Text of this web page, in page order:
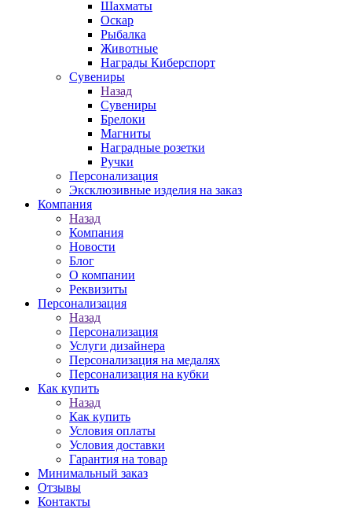
Шахматы
Оскар
Рыбалка
Животные
Награды Киберспорт
Сувениры
Назад
Сувениры
Брелоки
Магниты
Наградные розетки
Ручки
Персонализация
Эксклюзивные изделия на заказ
Компания
Назад
Компания
Новости
Блог
О компании
Реквизиты
Персонализация
Назад
Персонализация
Услуги дизайнера
Персонализация на медалях
Персонализация на кубки
Как купить
Назад
Как купить
Условия оплаты
Условия доставки
Гарантия на товар
Минимальный заказ
Отзывы
Контакты